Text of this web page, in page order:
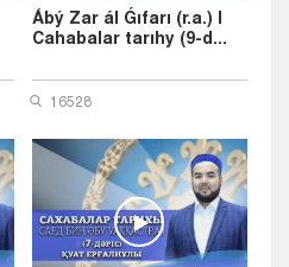
Ábý Zar ál Ǵıfarı (r.a.) |
Cahabalar tarıhy (9-d...
16528